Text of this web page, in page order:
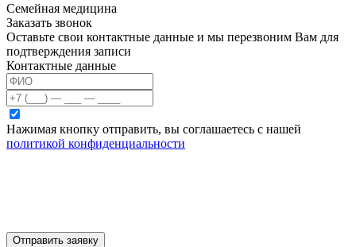
Семейная медицина
Заказать звонок
Оставьте свои контактные данные и мы перезвоним Вам для
подтверждения записи
Контактные данные
Нажимая кнопку отправить, вы соглашаетесь с нашей
политикой конфиденциальности
Отправить заявку